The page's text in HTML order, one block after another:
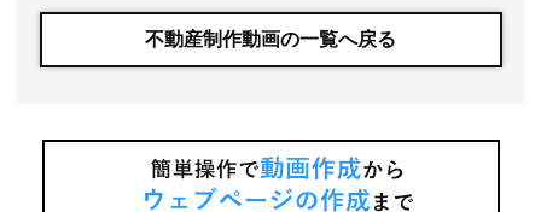
不動産制作動画の一覧へ戻る